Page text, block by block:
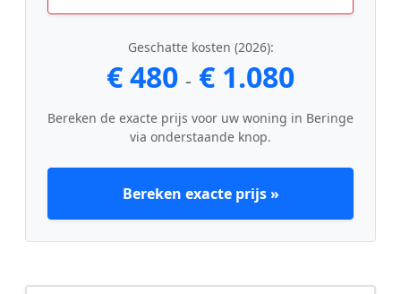
Geschatte kosten (2026):
€ 480 - € 1.080
Bereken de exacte prijs voor uw woning in Beringe
via onderstaande knop.
Bereken exacte prijs »